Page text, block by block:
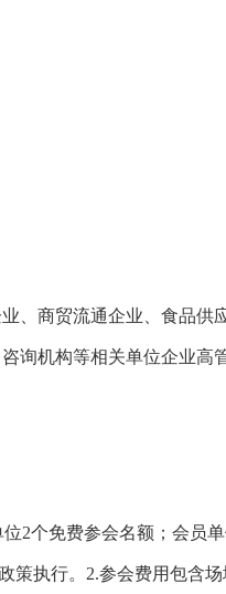
、商贸流通企业、食品供
询机构等相关单位企业高
2个免费参会名额；会员
策执行。2.参会费用包含